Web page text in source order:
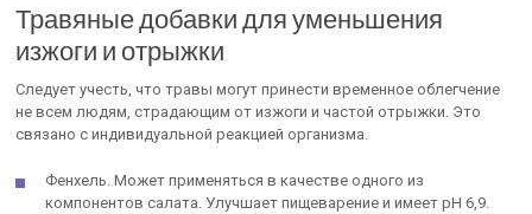
Травяные добавки для уменьшения
изжоги и отрыжки
Следует учесть, что травы могут принести временное облегчение
не всем людям, страдающим от изжоги и частой отрыжки. Это
связано с индивидуальной реакцией организма.
Фенхель. Может применяться в качестве одного из
компонентов салата. Улучшает пищеварение и имеет рН 6,9.